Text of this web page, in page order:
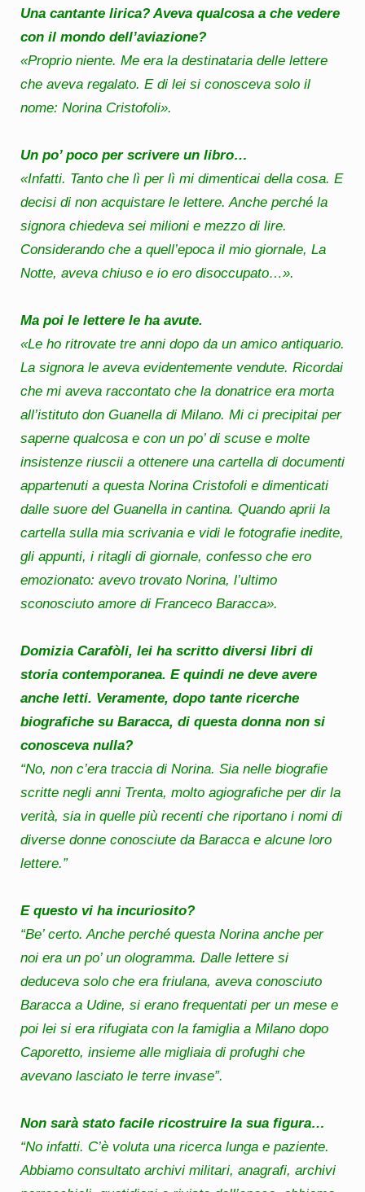
Una cantante lirica? Aveva qualcosa a che vedere
con il mondo dell’aviazione?
«Proprio niente. Me era la destinataria delle lettere
che aveva regalato. E di lei si conosceva solo il
nome: Norina Cristofoli».
Un po’ poco per scrivere un libro…
«Infatti. Tanto che lì per lì mi dimenticai della cosa. E
decisi di non acquistare le lettere. Anche perché la
signora chiedeva sei milioni e mezzo di lire.
Considerando che a quell’epoca il mio giornale, La
Notte, aveva chiuso e io ero disoccupato…».
Ma poi le lettere le ha avute.
«Le ho ritrovate tre anni dopo da un amico antiquario.
La signora le aveva evidentemente vendute. Ricordai
che mi aveva raccontato che la donatrice era morta
all’istituto don Guanella di Milano. Mi ci precipitai per
saperne qualcosa e con un po’ di scuse e molte
insistenze riuscii a ottenere una cartella di documenti
appartenuti a questa Norina Cristofoli e dimenticati
dalle suore del Guanella in cantina. Quando aprii la
cartella sulla mia scrivania e vidi le fotografie inedite,
gli appunti, i ritagli di giornale, confesso che ero
emozionato: avevo trovato Norina, l’ultimo
sconosciuto amore di Franceco Baracca».
Domizia Carafòli, lei ha scritto diversi libri di
storia contemporanea. E quindi ne deve avere
anche letti. Veramente, dopo tante ricerche
biografiche su Baracca, di questa donna non si
conosceva nulla?
“No, non c’era traccia di Norina. Sia nelle biografie
scritte negli anni Trenta, molto agiografiche per dir la
verità, sia in quelle più recenti che riportano i nomi di
diverse donne conosciute da Baracca e alcune loro
lettere.”
E questo vi ha incuriosito?
“Be’ certo. Anche perché questa Norina anche per
noi era un po’ un ologramma. Dalle lettere si
deduceva solo che era friulana, aveva conosciuto
Baracca a Udine, si erano frequentati per un mese e
poi lei si era rifugiata con la famiglia a Milano dopo
Caporetto, insieme alle migliaia di profughi che
avevano lasciato le terre invase”.
Non sarà stato facile ricostruire la sua figura…
“No infatti. C’è voluta una ricerca lunga e paziente.
Abbiamo consultato archivi militari, anagrafi, archivi